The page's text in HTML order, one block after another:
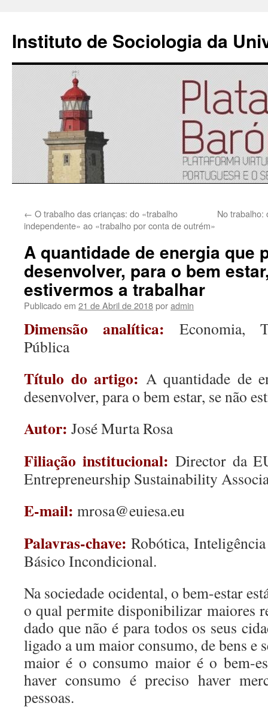
Instituto de Sociologia da
para
conteúdo
← O trabalho das crianças: do «trabalho
independente» ao «trabalho por conta de outrém»
No trabalho:
A quantidade de energia que
desenvolver, para o bem
estivermos a trabalhar
Publicado em 21 de Abril de 2018poradmin
Dimensão analítica: Economia,
Pública
Título do artigo: A quantidade de
desenvolver, para o bem estar, se não
Autor: José Murta Rosa
Filiação institucional: Director da
Entrepreneurship Sustainability
E-mail: mrosa@euiesa.eu
Palavras-chave:Robótica,
Básico Incondicional.
Na sociedade ocidental, o bem-estar
o qual permite disponibilizar maiores
dado que não é para todos os seus
ligado a um maior consumo, de bens e
maior é o consumo maior é o bem-
haver consumo é preciso haver
pessoas.